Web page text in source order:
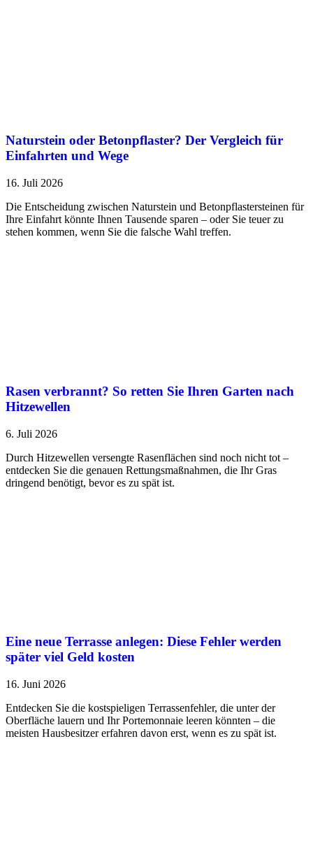
Naturstein oder Betonpflaster? Der Vergleich für
Einfahrten und Wege
16. Juli 2026
Die Entscheidung zwischen Naturstein und Betonpflastersteinen für
Ihre Einfahrt könnte Ihnen Tausende sparen – oder Sie teuer zu
stehen kommen, wenn Sie die falsche Wahl treffen.
Rasen verbrannt? So retten Sie Ihren Garten nach
Hitzewellen
6. Juli 2026
Durch Hitzewellen versengte Rasenflächen sind noch nicht tot –
entdecken Sie die genauen Rettungsmaßnahmen, die Ihr Gras
dringend benötigt, bevor es zu spät ist.
Eine neue Terrasse anlegen: Diese Fehler werden
später viel Geld kosten
16. Juni 2026
Entdecken Sie die kostspieligen Terrassenfehler, die unter der
Oberfläche lauern und Ihr Portemonnaie leeren könnten – die
meisten Hausbesitzer erfahren davon erst, wenn es zu spät ist.